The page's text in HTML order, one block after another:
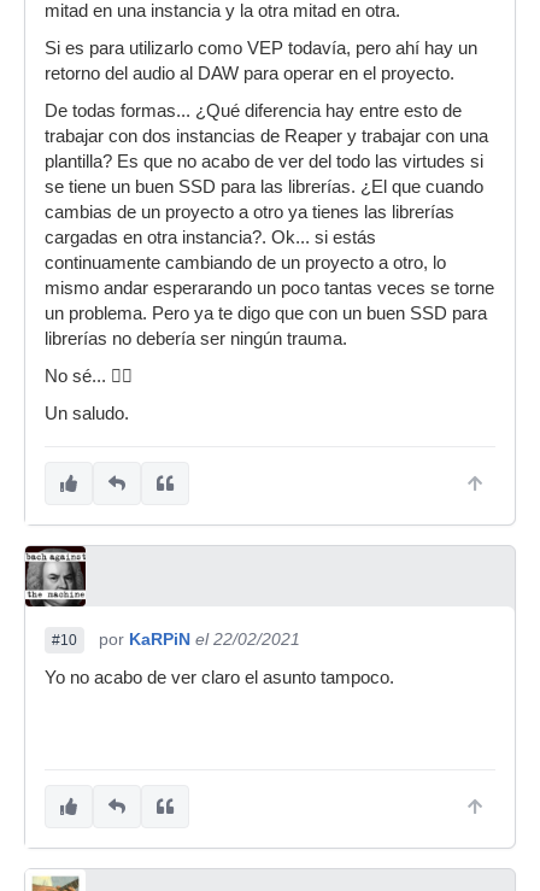
mitad en una instancia y la otra mitad en otra.
Si es para utilizarlo como VEP todavía, pero ahí hay un
retorno del audio al DAW para operar en el proyecto.
De todas formas... ¿Qué diferencia hay entre esto de
trabajar con dos instancias de Reaper y trabajar con una
plantilla? Es que no acabo de ver del todo las virtudes si
se tiene un buen SSD para las librerías. ¿El que cuando
cambias de un proyecto a otro ya tienes las librerías
cargadas en otra instancia?. Ok... si estás
continuamente cambiando de un proyecto a otro, lo
mismo andar esperarando un poco tantas veces se torne
un problema. Pero ya te digo que con un buen SSD para
librerías no debería ser ningún trauma.
No sé... 🤷‍♂️
Un saludo.
#10 por KaRPiN el 22/02/2021
Yo no acabo de ver claro el asunto tampoco.